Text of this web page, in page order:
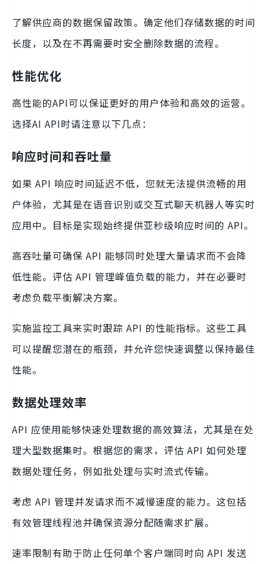
了解供应商的数据保留政策。确定他们存储数据的时间
长度，以及在不再需要时安全删除数据的流程。
性能优化
高性能的API可以保证更好的用户体验和高效的运营。
选择AI API时请注意以下几点：
响应时间和吞吐量
如果 API 响应时间延迟不低，您就无法提供流畅的用
户体验，尤其是在语音识别或交互式聊天机器人等实时
应用中。目标是实现始终提供亚秒级响应时间的 API。
高吞吐量可确保 API 能够同时处理大量请求而不会降
低性能。评估 API 管理峰值负载的能力，并在必要时
考虑负载平衡解决方案。
实施监控工具来实时跟踪 API 的性能指标。这些工具
可以提醒您潜在的瓶颈，并允许您快速调整以保持最佳
性能。
数据处理效率
API 应使用能够快速处理数据的高效算法，尤其是在处
理大型数据集时。根据您的需求，评估 API 如何处理
数据处理任务，例如批处理与实时流式传输。
考虑 API 管理并发请求而不减慢速度的能力。这包括
有效管理线程池并确保资源分配随需求扩展。
速率限制有助于防止任何单个客户端同时向 API 发送